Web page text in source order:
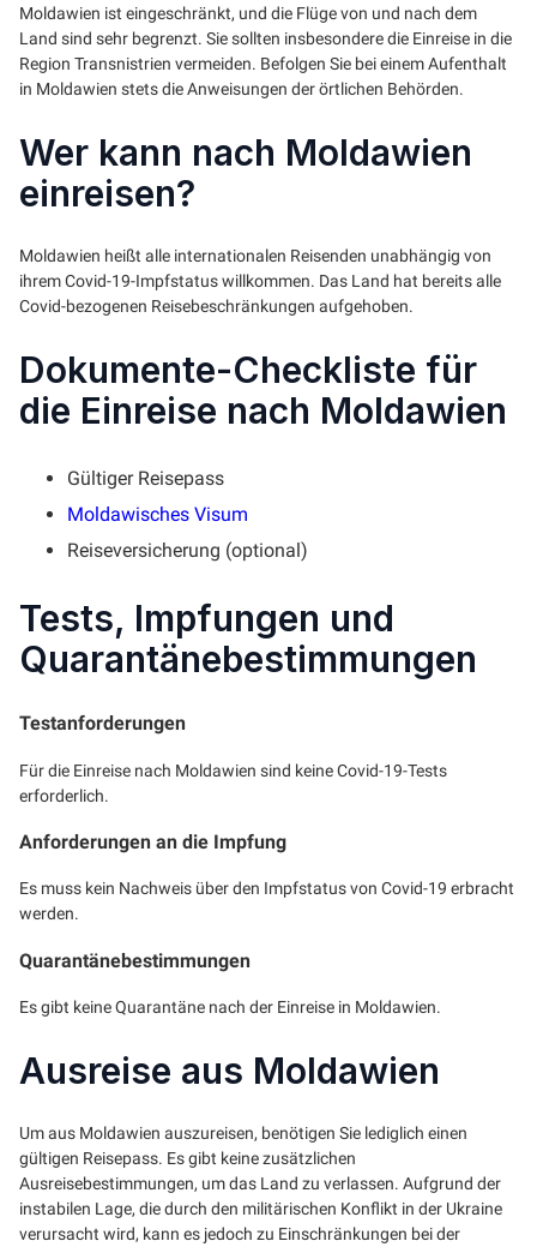
Moldawien ist eingeschränkt, und die Flüge von und nach dem
Land sind sehr begrenzt. Sie sollten insbesondere die Einreise in die
Region Transnistrien vermeiden. Befolgen Sie bei einem Aufenthalt
in Moldawien stets die Anweisungen der örtlichen Behörden.
Wer kann nach Moldawien
einreisen?
Moldawien heißt alle internationalen Reisenden unabhängig von
ihrem Covid-19-Impfstatus willkommen. Das Land hat bereits alle
Covid-bezogenen Reisebeschränkungen aufgehoben.
Dokumente-Checkliste für
die Einreise nach Moldawien
Gültiger Reisepass
Moldawisches Visum
Reiseversicherung (optional)
Tests, Impfungen und
Quarantänebestimmungen
Testanforderungen
Für die Einreise nach Moldawien sind keine Covid-19-Tests
erforderlich.
Anforderungen an die Impfung
Es muss kein Nachweis über den Impfstatus von Covid-19 erbracht
werden.
Quarantänebestimmungen
Es gibt keine Quarantäne nach der Einreise in Moldawien.
Ausreise aus Moldawien
Um aus Moldawien auszureisen, benötigen Sie lediglich einen
gültigen Reisepass. Es gibt keine zusätzlichen
Ausreisebestimmungen, um das Land zu verlassen. Aufgrund der
instabilen Lage, die durch den militärischen Konflikt in der Ukraine
verursacht wird, kann es jedoch zu Einschränkungen bei der